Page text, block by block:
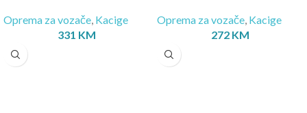
Oprema za vozače, Kacige
331 KM
Oprema za vozače, Kacige
272 KM